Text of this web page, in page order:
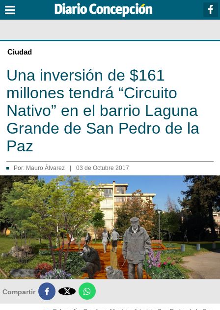
Ciudad
Una inversión de $161
millones tendrá “Circuito
Nativo” en el barrio Laguna
Grande de San Pedro de la
Paz
Por: Mauro Álvarez 03 de Octubre 2017
Compartir 